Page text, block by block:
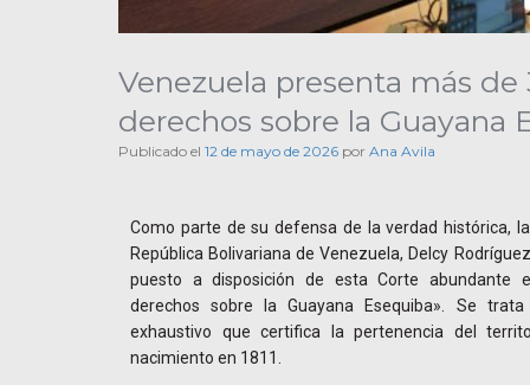
Venezuela presenta más
derechos sobre la Guayana
Publicado el 12 de mayo de 2026 por Ana Avila
Como parte de su defensa de la verdad histórica,
República Bolivariana de Venezuela, Delcy
puesto a disposición de esta Corte abundante
derechos sobre la Guayana Esequiba». Se
exhaustivo que certifica la pertenencia del
nacimiento en 1811.